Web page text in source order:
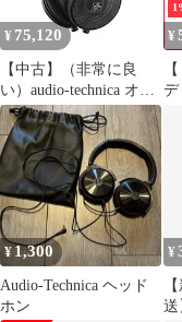
¥ 75,120
【中古】（非常に良
い）audio-technica オー
ディオテクニカ プロフ
ェッショナルオープン
バックリファレンスヘ
ッドホン ATH-R70X
¥
デ
¥1,300
Audio-Technica ヘッド
ホン
¥
送